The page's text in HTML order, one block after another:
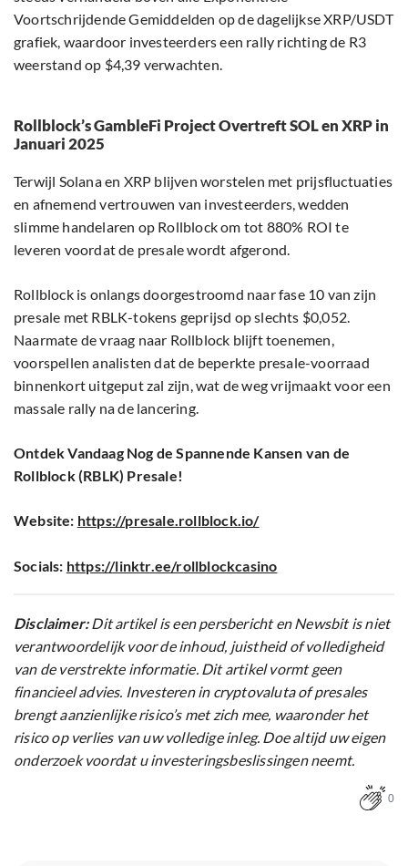
Voortschrijdende Gemiddelden op de dagelijkse XRP/USDT
grafiek, waardoor investeerders een rally richting de R3
weerstand op $4,39 verwachten.
Rollblock’s GambleFi Project Overtreft SOL en XRP in
Januari 2025
Terwijl Solana en XRP blijven worstelen met prijsfluctuaties
en afnemend vertrouwen van investeerders, wedden
slimme handelaren op Rollblock om tot 880% ROI te
leveren voordat de presale wordt afgerond.
Rollblock is onlangs doorgestroomd naar fase 10 van zijn
presale met RBLK-tokens geprijsd op slechts $0,052.
Naarmate de vraag naar Rollblock blijft toenemen,
voorspellen analisten dat de beperkte presale-voorraad
binnenkort uitgeput zal zijn, wat de weg vrijmaakt voor een
massale rally na de lancering.
Ontdek Vandaag Nog de Spannende Kansen van de
Rollblock (RBLK) Presale!
Website: https://presale.rollblock.io/
Socials: https://linktr.ee/rollblockcasino
Disclaimer:Dit artikel is een persbericht en Newsbit is niet
verantwoordelijk voor de inhoud, juistheid of volledigheid
van de verstrekte informatie. Dit artikel vormt geen
financieel advies. Investeren in cryptovaluta of presales
brengt aanzienlijke risico’s met zich mee, waaronder het
risico op verlies van uw volledige inleg. Doe altijd uw eigen
onderzoek voordat u investeringsbeslissingen neemt.
0